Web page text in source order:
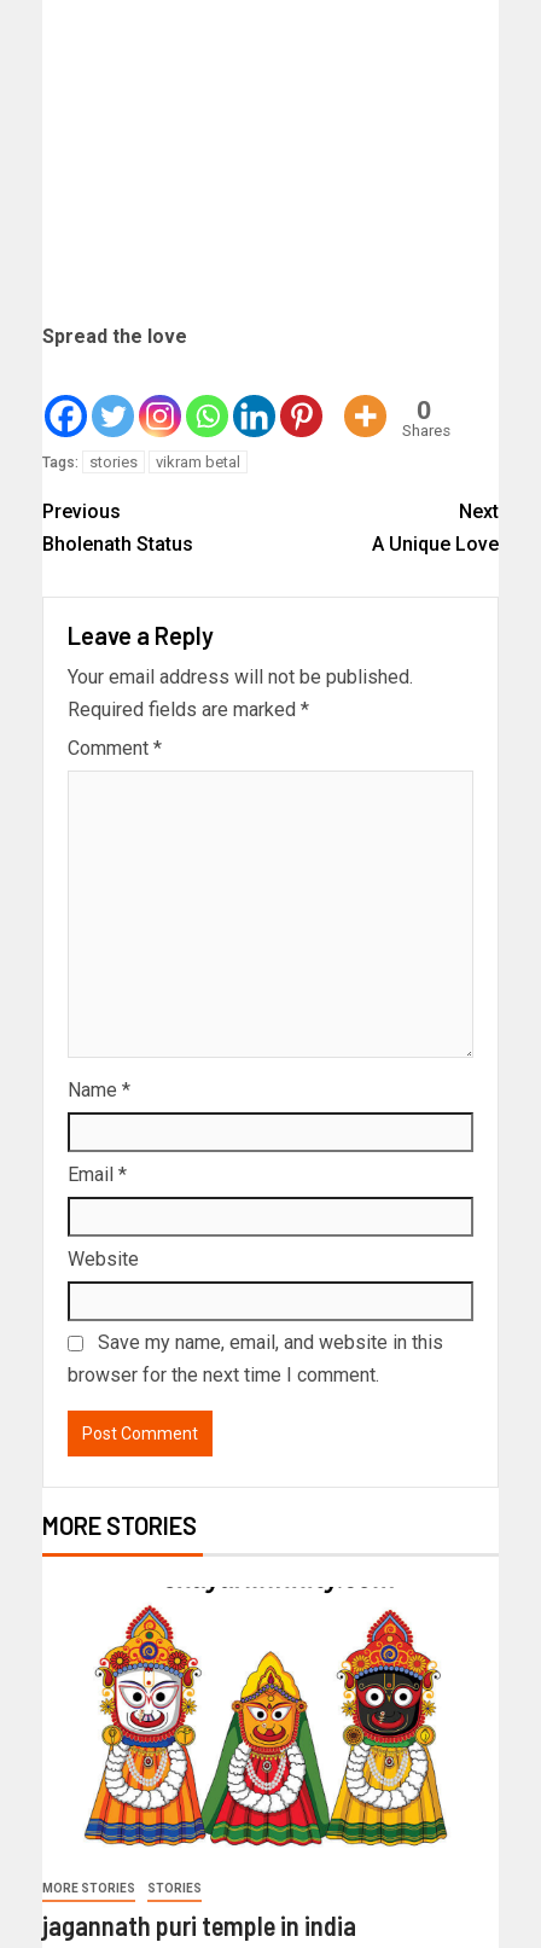
Spread the love
0
Shares
Tags: stories vikram betal
Previous
Bholenath Status
Next
A Unique Love
Leave a Reply
Your email address will not be published.
Required fields are marked *
Comment *
Name *
Email *
Website
Save my name, email, and website in this
browser for the next time I comment.
MORE STORIES
MORE STORIES STORIES
jagannath puri temple in india